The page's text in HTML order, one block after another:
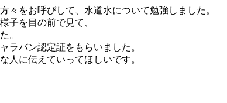
々をお呼びして、水道水について勉強しました。
子を目の前で見て、
。
ラバン認定証をもらいました。
人に伝えていってほしいです。